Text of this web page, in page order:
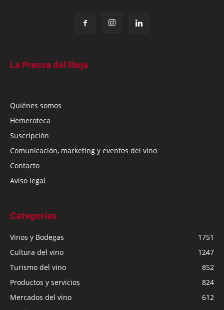
La Prensa del Rioja
Quiénes somos
Hemeroteca
Suscripción
Comunicación, marketing y eventos del vino
Contacto
Aviso legal
Categorías
Vinos y Bodegas
1751
Cultura del vino
1247
Turismo del vino
852
Productos y servicios
824
Mercados del vino
612